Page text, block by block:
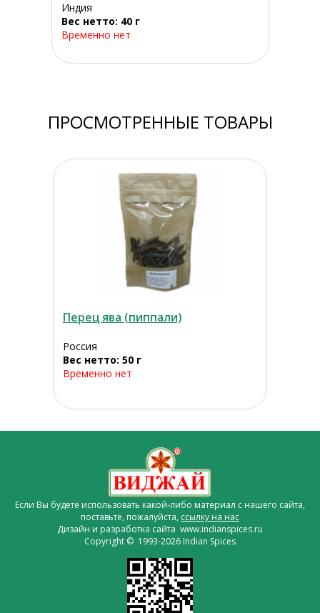
Индия
Вес нетто: 40 г
Временно нет
ПРОСМОТРЕННЫЕ ТОВАРЫ
Перец ява (пиппали)
Россия
Вес нетто: 50 г
Временно нет
Если Вы будете использовать какой-либо материал с нашего сайта,
поставьте, пожалуйста, ссылку на нас
Дизайн и разработка сайта www.indianspices.ru
Copyright © 1993-2026 Indian Spices